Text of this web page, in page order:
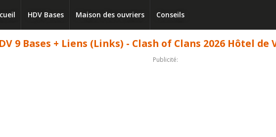
HDV Bases Maison des ouvriers Conseils
9 Bases + Liens (Links) - Clash of Clans 2026 Hôtel
Publicité: